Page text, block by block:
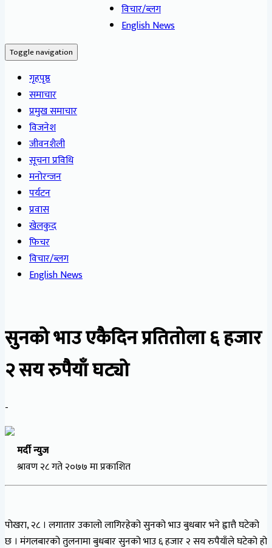
विचार/ब्लग
English News
Toggle navigation
गृहपृष्ठ
समाचार
प्रमुख समाचार
विजनेश
जीवनशैली
सूचना प्रविधि
मनोरन्जन
पर्यटन
प्रवास
खेलकुद
फिचर
विचार/ब्लग
English News
सुनको भाउ एकैदिन प्रतितोला ६ हजार
२ सय रुपैयाँ घट्यो
-
मर्दी न्युज
श्रावण २८ गते २०७७ मा प्रकाशित
पोखरा, २८ । लगातार उकालो लागिरहेको सुनको भाउ बुधबार भने ह्वात्तै घटेको
छ । मंगलबारको तुलनामा बुधबार सुनको भाउ ६ हजार २ सय रुपैयाँले घटेको हो